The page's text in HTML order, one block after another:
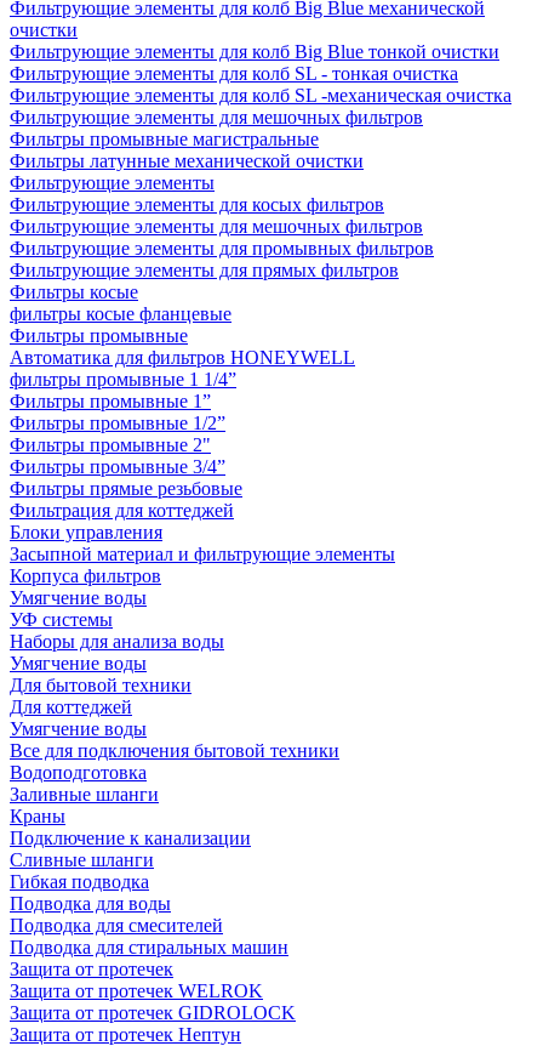
Фильтрующие элементы для колб Big Blue механической
очистки
Фильтрующие элементы для колб Big Blue тонкой очистки
Фильтрующие элементы для колб SL - тонкая очистка
Фильтрующие элементы для колб SL -механическая очистка
Фильтрующие элементы для мешочных фильтров
Фильтры промывные магистральные
Фильтры латунные механической очистки
Фильтрующие элементы
Фильтрующие элементы для косых фильтров
Фильтрующие элементы для мешочных фильтров
Фильтрующие элементы для промывных фильтров
Фильтрующие элементы для прямых фильтров
Фильтры косые
фильтры косые фланцевые
Фильтры промывные
Автоматика для фильтров HONEYWELL
фильтры промывные 1 1/4”
Фильтры промывные 1”
Фильтры промывные 1/2”
Фильтры промывные 2"
Фильтры промывные 3/4”
Фильтры прямые резьбовые
Фильтрация для коттеджей
Блоки управления
Засыпной материал и фильтрующие элементы
Корпуса фильтров
Умягчение воды
УФ системы
Наборы для анализа воды
Умягчение воды
Для бытовой техники
Для коттеджей
Умягчение воды
Все для подключения бытовой техники
Водоподготовка
Заливные шланги
Краны
Подключение к канализации
Сливные шланги
Гибкая подводка
Подводка для воды
Подводка для смесителей
Подводка для стиральных машин
Защита от протечек
Защита от протечек WELROK
Защита от протечек GIDROLOCK
Защита от протечек Нептун